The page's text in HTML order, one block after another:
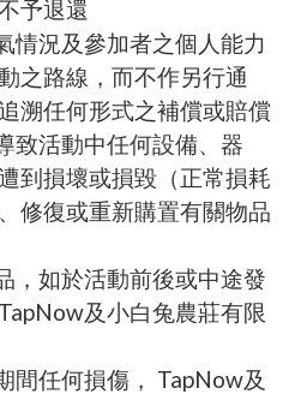
予退還
情況及參加者之個人能力
之路線，而不作另行通
溯任何形式之補償或賠償
致活動中任何設備、器
到損壞或損毀（正常損耗
修復或重新購置有關物品
，如於活動前後或中途發
及小白兔農莊有限
間任何損傷， TapNow及